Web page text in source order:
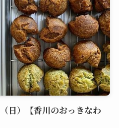
日）【香川のおっきなわ